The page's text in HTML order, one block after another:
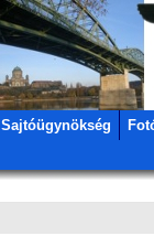
Sajtóügynökség